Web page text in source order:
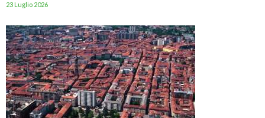
23 Luglio 2026